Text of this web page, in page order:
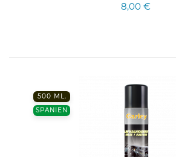
8,00 €
500 ML.
SPANIEN